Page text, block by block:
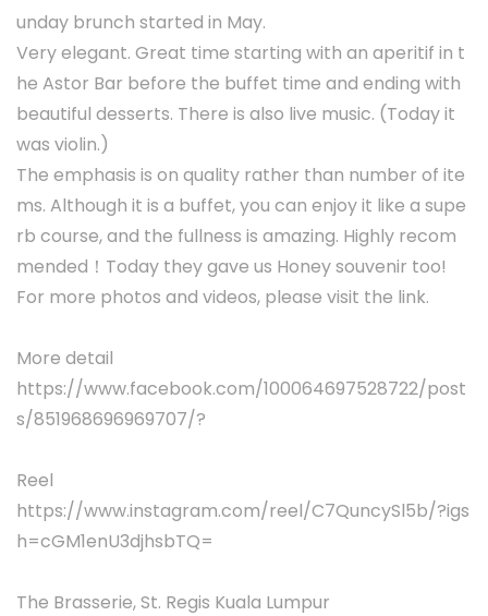
unday brunch started in May.
Very elegant. Great time starting with an aperitif in t
he Astor Bar before the buffet time and ending with
beautiful desserts. There is also live music. (Today it
was violin.)
The emphasis is on quality rather than number of ite
ms. Although it is a buffet, you can enjoy it like a supe
rb course, and the fullness is amazing. Highly recom
mended！Today they gave us Honey souvenir too!
For more photos and videos, please visit the link.
More detail
https://www.facebook.com/100064697528722/post
s/851968696969707/?
Reel
https://www.instagram.com/reel/C7QuncySl5b/?igs
h=cGM1enU3djhsbTQ=
The Brasserie, St. Regis Kuala Lumpur